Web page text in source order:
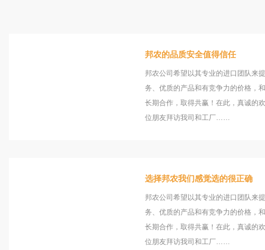
邦农的品质安全值得信任
邦农公司希望以其专业的进口团队来
务、优质的产品和有竞争力的价格，
长期合作，取得共赢！在此，真诚的
位朋友拜访我司和工厂……
选择邦农我们感觉选的很正确
邦农公司希望以其专业的进口团队来
务、优质的产品和有竞争力的价格，
长期合作，取得共赢！在此，真诚的
位朋友拜访我司和工厂……